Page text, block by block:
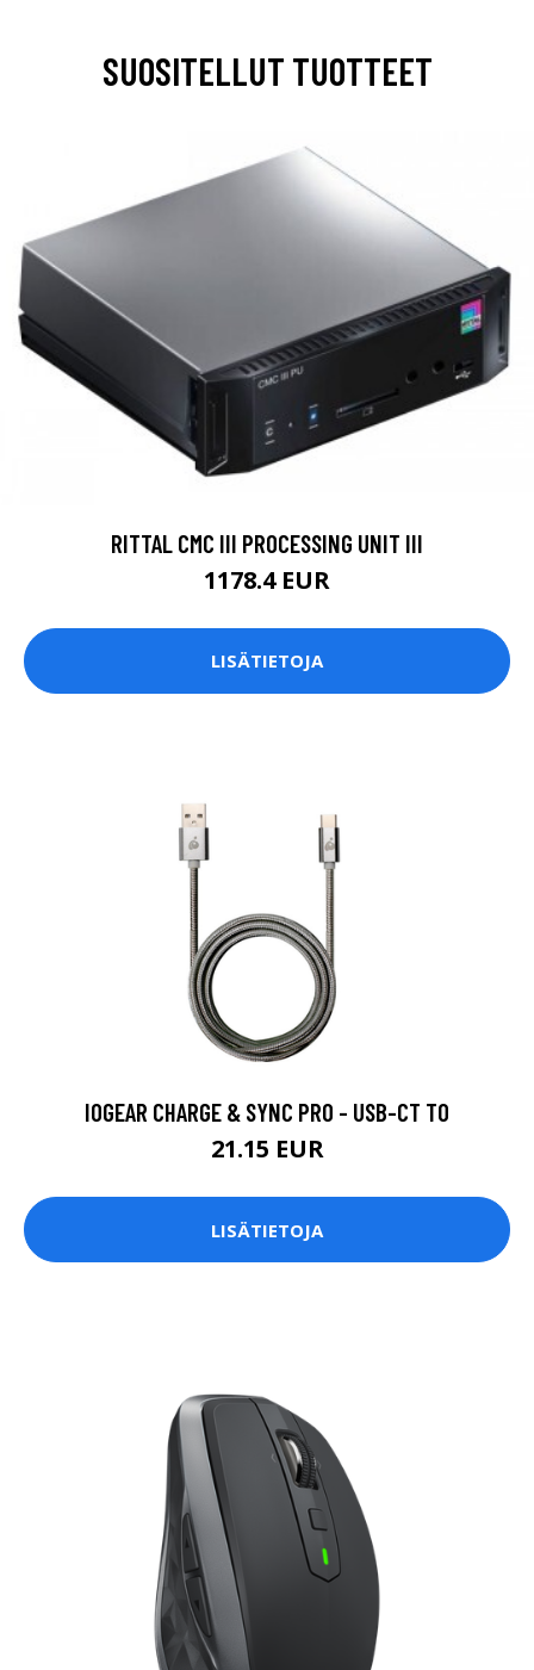
SUOSITELLUT TUOTTEET
RITTAL CMC III PROCESSING UNIT III
1178.4 EUR
LISÄTIETOJA
IOGEAR CHARGE & SYNC PRO - USB-CT TO
21.15 EUR
LISÄTIETOJA